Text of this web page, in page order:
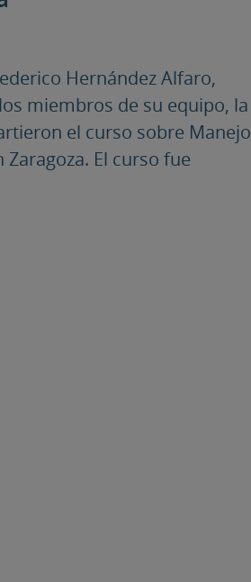
Hernández Alfaro,
miembros de su equipo, la
el curso sobre Manejo
El curso fue